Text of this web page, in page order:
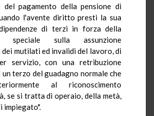
del pagamento della pensione di
l'avente diritto presti la sua
di terzi in forza della
speciale sulla assunzione
mutilati ed invalidi del lavoro, di
servizio, con una retribuzione
terzo del guadagno normale che
al riconoscimento
se si tratta di operaio, della metà,
impiegato".